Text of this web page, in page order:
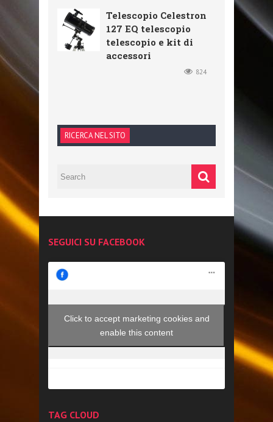
Telescopio Celestron
127 EQ telescopio
telescopio e kit di
accessori
824
RICERCA NEL SITO
SEGUICI SU FACEBOOK
Click to accept marketing cookies and
enable this content
TAG CLOUD